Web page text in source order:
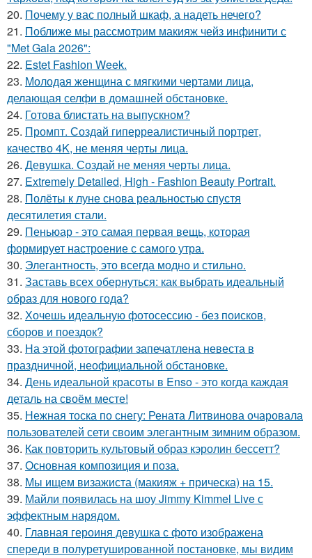
20. Почему у вас полный шкаф, а надеть нечего?
21. Поближе мы рассмотрим макияж чейз инфинити с
"Met Gala 2026":
22. Estet Fashion Week.
23. Молодая женщина с мягкими чертами лица,
делающая селфи в домашней обстановке.
24. Готова блистать на выпускном?
25. Промпт. Создай гиперреалистичный портрет,
качество 4K, не меняя черты лица.
26. Девушка. Создай не меняя черты лица.
27. Extremely Detailed, High - Fashion Beauty Portrait.
28. Полёты к луне снова реальностью спустя
десятилетия стали.
29. Пеньюар - это самая первая вещь, которая
формирует настроение с самого утра.
30. Элегантность, это всегда модно и стильно.
31. Заставь всех обернуться: как выбрать идеальный
образ для нового года?
32. Хочешь идеальную фотосессию - без поисков,
сборов и поездок?
33. На этой фотографии запечатлена невеста в
праздничной, неофициальной обстановке.
34. День идеальной красоты в Enso - это когда каждая
деталь на своём месте!
35. Нежная тоска по снегу: Рената Литвинова очаровала
пользователей сети своим элегантным зимним образом.
36. Как повторить культовый образ кэролин бессетт?
37. Основная композиция и поза.
38. Мы ищем визажиста (макияж + прическа) на 15.
39. Майли появилась на шоу Jimmy Kimmel Live с
эффектным нарядом.
40. Главная героиня девушка с фото изображена
спереди в полуретушированной постановке, мы видим